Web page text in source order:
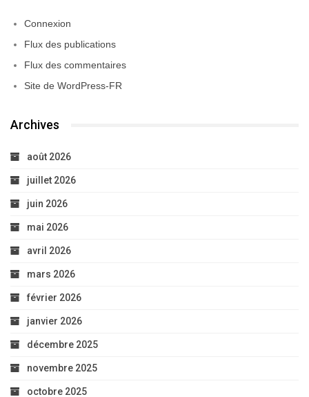
Connexion
Flux des publications
Flux des commentaires
Site de WordPress-FR
Archives
août 2026
juillet 2026
juin 2026
mai 2026
avril 2026
mars 2026
février 2026
janvier 2026
décembre 2025
novembre 2025
octobre 2025